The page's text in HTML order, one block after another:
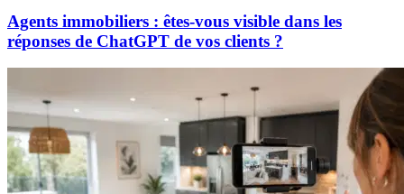
Agents immobiliers : êtes-vous visible dans les
réponses de ChatGPT de vos clients ?